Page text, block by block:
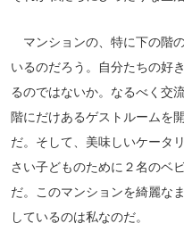
マンションの、特に下の階
いるのだろう。自分たちの好
るのではないか。なるべく交
階にだけあるゲストルームを
だ。そして、美味しいケータ
さい子どものために２名のベ
だ。このマンションを綺麗な
しているのは私なのだ。